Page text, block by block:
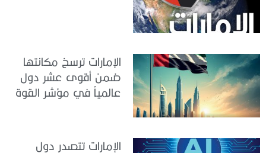
الإمارات ترسخ مكانتها
ضمن أقوى عشر دول
عالمياً في مؤشر القوة
الإمارات تتصدر دول